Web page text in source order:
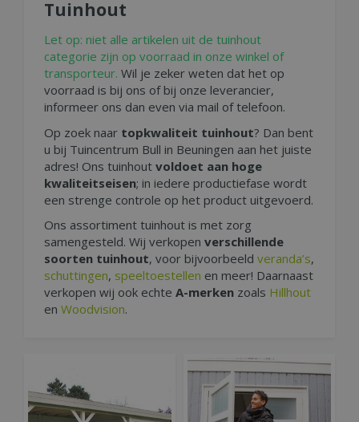
Tuinhout
Let op: niet alle artikelen uit de tuinhout
categorie zijn op voorraad in onze winkel of
transporteur. Wil je zeker weten dat het op
voorraad is bij ons of bij onze leverancier,
informeer ons dan even via mail of telefoon.
Op zoek naar topkwaliteit tuinhout? Dan bent
u bij Tuincentrum Bull in Beuningen aan het juiste
adres! Ons tuinhout voldoet aan hoge
kwaliteitseisen; in iedere productiefase wordt
een strenge controle op het product uitgevoerd.
Ons assortiment tuinhout is met zorg
samengesteld. Wij verkopen verschillende
soorten tuinhout, voor bijvoorbeeld veranda’s,
schuttingen, speeltoestellen en meer! Daarnaast
verkopen wij ook echte A-merken zoals Hillhout
en Woodvision.